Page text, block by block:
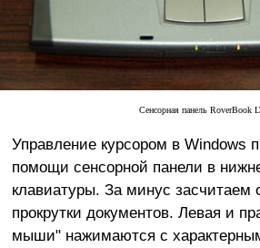
Сенсорная панель RoverBook
Управление курсором в Windows
помощи сенсорной панели в
клавиатуры. За минус засчитаем
прокрутки документов. Левая и
мыши" нажимаются с